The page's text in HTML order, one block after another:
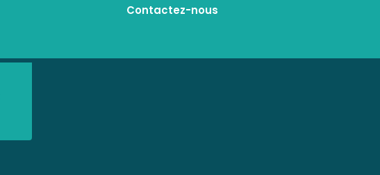
Contactez-nous